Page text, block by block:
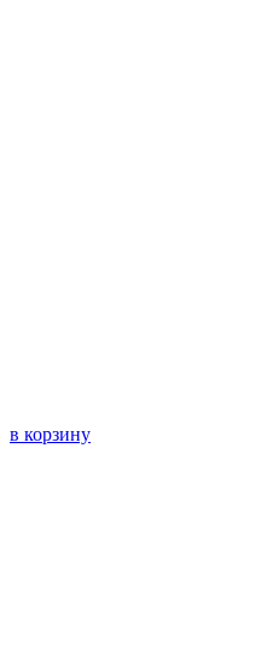
в корзину